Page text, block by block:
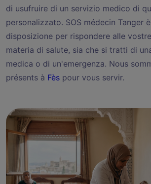
di usufruire di un servizio medico di
personalizzato. SOS médecin Tanger
disposizione per rispondere alle
materia di salute, sia che si tratti di
medica o di un'emergenza. Nous
présents à Fès pour vous servir.